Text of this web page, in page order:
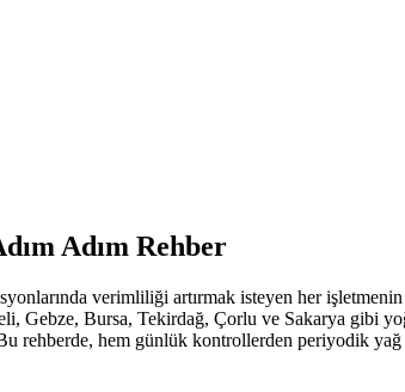
Adım Rehber
verimliliği artırmak isteyen her
Gebze, Bursa, Tekirdağ, Çorlu ve Sakarya gibi
rehberde, hem günlük kontrollerden periyodik